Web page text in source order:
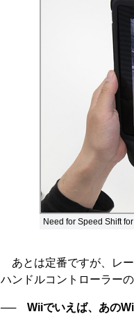
Need for Speed Shift
あとは定番ですが、レ
ハンドルコントローラー
── Wiiでいえば、あのWii